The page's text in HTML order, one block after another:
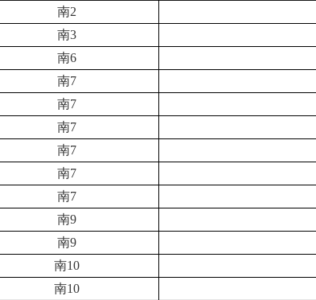
南2
南3
南6
南7
南7
南7
南7
南7
南7
南9
南9
南10
南10